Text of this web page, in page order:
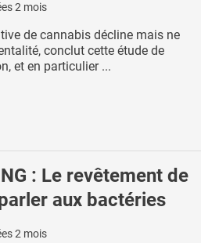
2 mois
de cannabis décline mais ne
conclut cette étude de
et en particulier ...
: Le revêtement de
aux bactéries
2 mois